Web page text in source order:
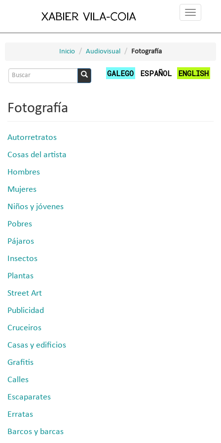
Toggle
Inicio Audiovisual Fotografía
Formulario
búsqueda
GALEGO ESPAÑOL ENGLISH
Fotografía
Autorretratos
Cosas del artista
Hombres
Mujeres
Niños y jóvenes
Pobres
Pájaros
Insectos
Plantas
Street Art
Publicidad
Cruceiros
Casas y edificios
Grafitis
Calles
Escaparates
Erratas
Barcos y barcas